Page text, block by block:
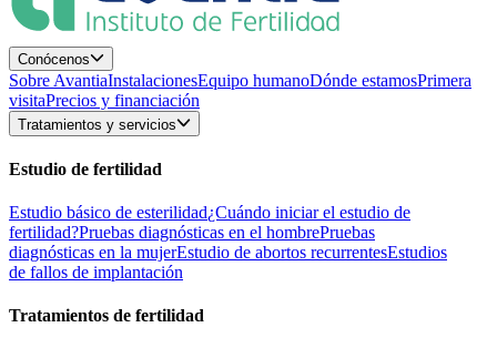
Conócenos
Sobre AvantiaInstalacionesEquipo humanoDónde estamosPrimera
visitaPrecios y financiación
Tratamientos y servicios
Estudio de fertilidad
Estudio básico de esterilidad¿Cuándo iniciar el estudio de
fertilidad?Pruebas diagnósticas en el hombrePruebas
diagnósticas en la mujerEstudio de abortos recurrentesEstudios
de fallos de implantación
Tratamientos de fertilidad